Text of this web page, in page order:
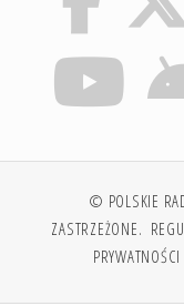
© POLSKIE
ZASTRZEŻONE.
PRYWATNOŚCI